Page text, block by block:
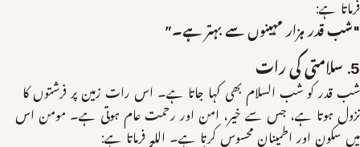
فرماتا ہے:
"شب قدر ہزار مہینوں سے بہتر ہے۔”
5. سلامتی کی رات
شب قدر کو شب السلام بھی کہا جاتا ہے۔ اس رات زمین پر فرشتوں کا
نزول ہوتا ہے، جس سے خیر، امن اور رحمت عام ہوتی ہے۔ مومن اس
میں سکون اور اطمینان محسوس کرتا ہے۔ اللہ فرماتا ہے: